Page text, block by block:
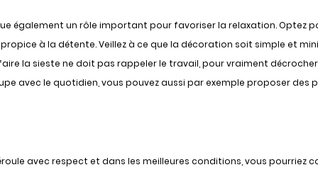
également un rôle important pour favoriser la relaxation. Optez
à la détente. Veillez à ce que la décoration soit simple et
la sieste ne doit pas rappeler le travail, pour vraiment
avec le quotidien, vous pouvez aussi par exemple proposer des
avec respect et dans les meilleures conditions, vous pourriez